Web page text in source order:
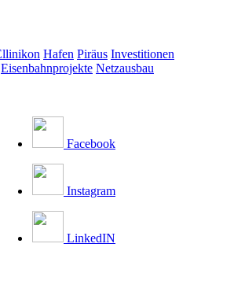
Hafen Piräus Investitionen
Eisenbahnprojekte Netzausbau
Facebook
Instagram
LinkedIN